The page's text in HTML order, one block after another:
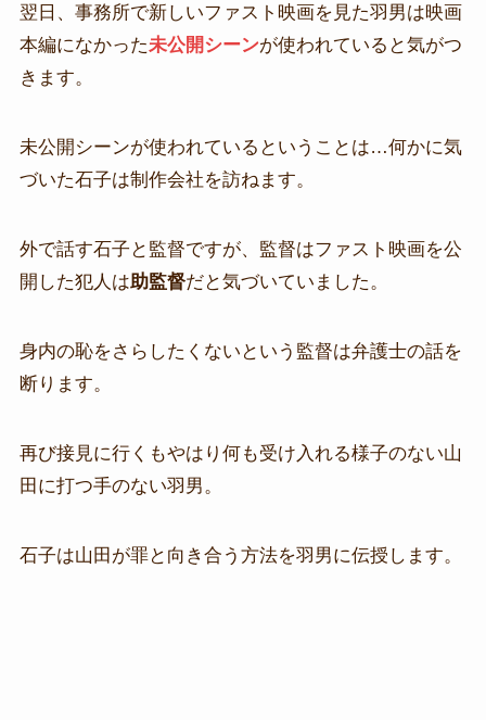
翌日、事務所で新しいファスト映画を見た羽男は映画
本編になかった未公開シーンが使われていると気がつ
きます。
未公開シーンが使われているということは…何かに気
づいた石子は制作会社を訪ねます。
外で話す石子と監督ですが、監督はファスト映画を公
開した犯人は助監督だと気づいていました。
身内の恥をさらしたくないという監督は弁護士の話を
断ります。
再び接見に行くもやはり何も受け入れる様子のない山
田に打つ手のない羽男。
石子は山田が罪と向き合う方法を羽男に伝授します。